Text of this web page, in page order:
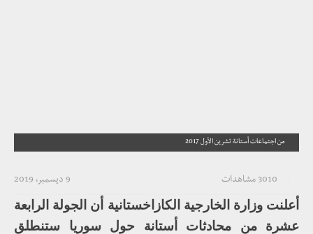
من اجتماعات أستانة تشرين الأول 2017
9 ديسمبر، 2019 3010 مشاهدات
أعلنت وزارة الخارجية الكازاخستانية أن الجولة الرابعة
عشرة من محادثات أستانة حول سوريا ستنطلق